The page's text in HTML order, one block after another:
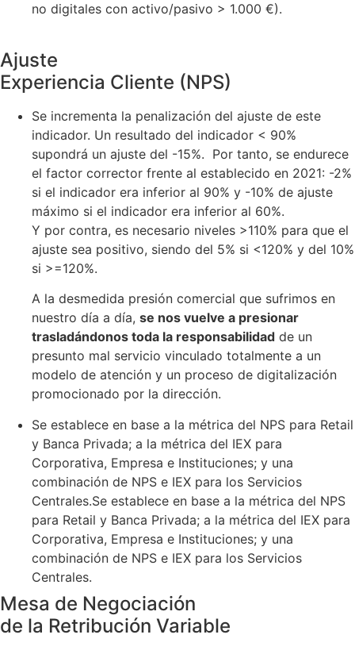
no digitales con activo/pasivo > 1.000 €).
Ajuste
Experiencia Cliente (NPS)
Se incrementa la penalización del ajuste de este
indicador. Un resultado del indicador < 90%
supondrá un ajuste del -15%. Por tanto, se endurece
el factor corrector frente al establecido en 2021: -2%
si el indicador era inferior al 90% y -10% de ajuste
máximo si el indicador era inferior al 60%.
Y por contra, es necesario niveles >110% para que el
ajuste sea positivo, siendo del 5% si <120% y del 10%
si >=120%.
A la desmedida presión comercial que sufrimos en
nuestro día a día, se nos vuelve a presionar
trasladándonos toda la responsabilidad de un
presunto mal servicio vinculado totalmente a un
modelo de atención y un proceso de digitalización
promocionado por la dirección.
Se establece en base a la métrica del NPS para Retail
y Banca Privada; a la métrica del IEX para
Corporativa, Empresa e Instituciones; y una
combinación de NPS e IEX para los Servicios
Centrales.Se establece en base a la métrica del NPS
para Retail y Banca Privada; a la métrica del IEX para
Corporativa, Empresa e Instituciones; y una
combinación de NPS e IEX para los Servicios
Centrales.
Mesa de Negociación
de la Retribución Variable